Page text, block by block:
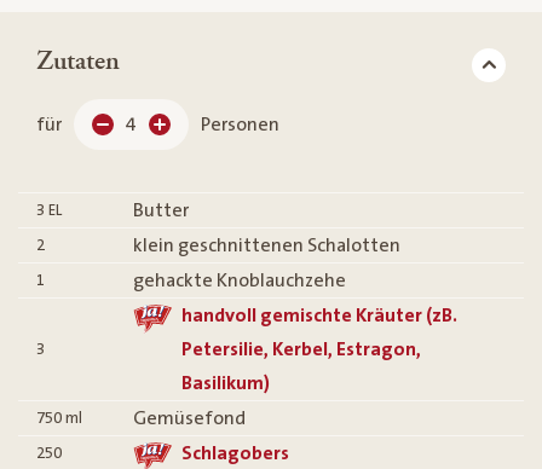
Zutaten
für 4 Personen
3 EL Butter
2 klein geschnittenen Schalotten
1 gehackte Knoblauchzehe
3
handvoll gemischte Kräuter (zB.
Petersilie, Kerbel, Estragon,
Basilikum)
750 ml Gemüsefond
250
Schlagobers